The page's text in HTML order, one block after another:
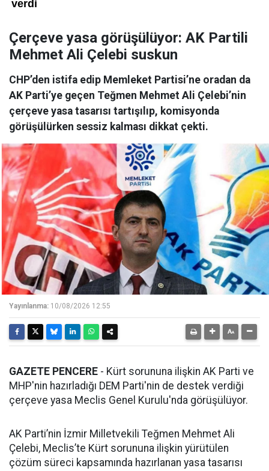
Çerçeve yasa görüşülüyor: AK Partili
Mehmet Ali Çelebi suskun
CHP’den istifa edip Memleket Partisi’ne oradan da
AK Parti’ye geçen Teğmen Mehmet Ali Çelebi’nin
çerçeve yasa tasarısı tartışılıp, komisyonda
görüşülürken sessiz kalması dikkat çekti.
Yayınlanma: 10/08/2026 12:55
GAZETE PENCERE - Kürt sorununa ilişkin AK Parti ve
MHP'nin hazırladığı DEM Parti'nin de destek verdiği
çerçeve yasa Meclis Genel Kurulu'nda görüşülüyor.
AK Parti’nin İzmir Milletvekili Teğmen Mehmet Ali
Çelebi, Meclis’te Kürt sorununa ilişkin yürütülen
çözüm süreci kapsamında hazırlanan yasa tasarısı